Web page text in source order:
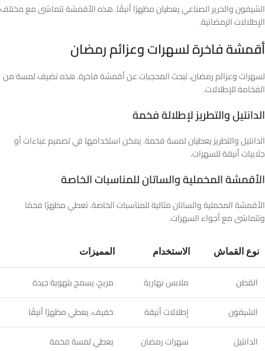
الشيفون والحرير الصناعي يعطيان مظهرًا أنيقًا. هذه الأقمشة تتماشى مع مختلف
الإطلالات الرمضانية.
أقمشة فاخرة لسهرات وعزائم رمضان
لسهرات وعزائم رمضان، تبحث المحجبات عن أقمشة فاخرة. هذه تضيف لمسة من
الفخامة للإطلالات.
الدانتيل والتطريز لإطلالة فخمة
الدانتيل والتطريز يعطيان لمسة فخمة. يمكن استخدامها في تصميم عباءات أو
جلابيات أنيقة للسهرات.
الأقمشة المخملية والساتان للمناسبات الخاصة
الأقمشة المخملية والساتان مثالية للمناسبات الخاصة. تعطي مظهرًا فخمًا
وتتماشى مع أجواء السهرات.
نوع القماش الاستخدام المميزات
القطن ملابس نهارية
مريح، يسمح بتهوية جيدة
الشيفون
إطلالات أنيقة
خفيف، يعطي مظهرًا أنيقًا
الدانتيل
سهرات رمضان يعطي لمسة فخمة